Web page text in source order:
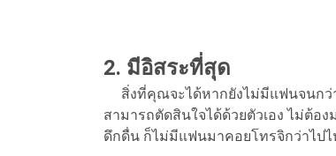
2. มีอิสระที่สุด
สิ่งที่คุณจะได้หากยังไม่มีแฟนจนกว่
สามารถตัดสินใจได้ด้วยตัวเอง ไม่ต้อ
ดึกดื่น ก็ไม่มีแฟนมาคอยโทรจิกว่าไป